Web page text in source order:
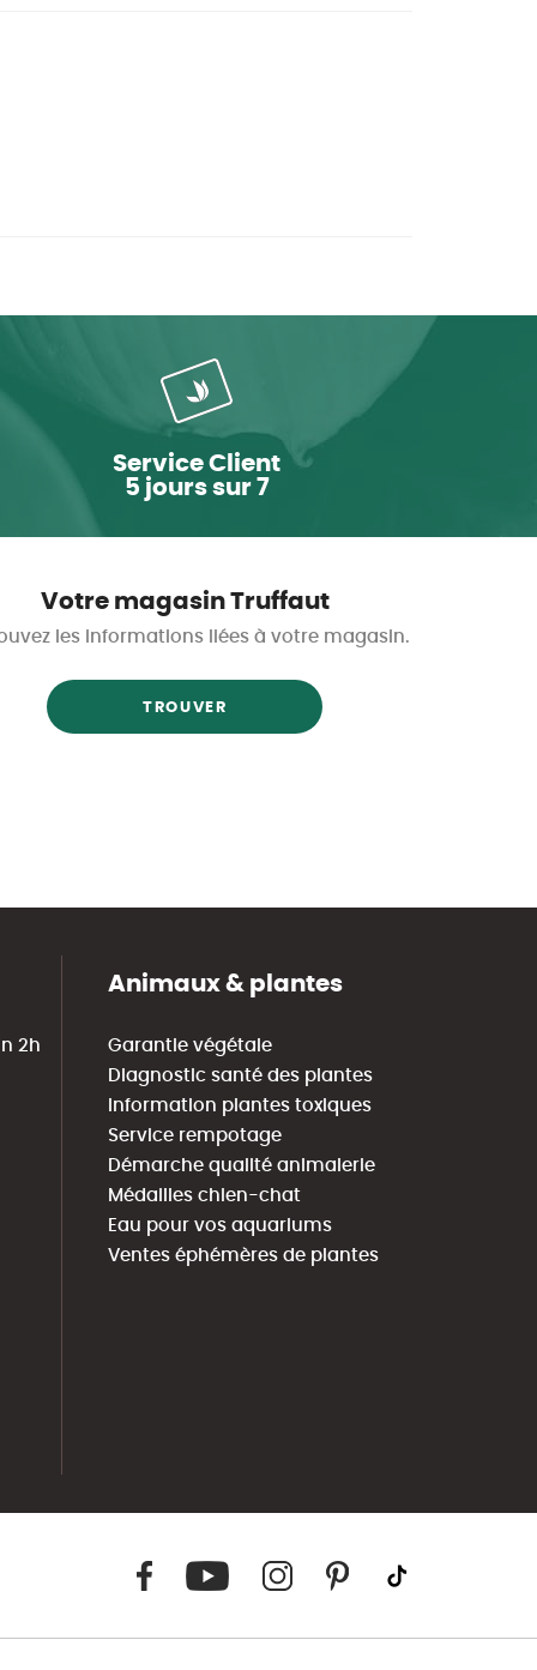
Service Client
5 jours sur 7
Votre magasin Truffaut
les informations liées à votre magasin.
TROUVER
2h
Animaux & plantes
Garantie végétale
Diagnostic santé des plantes
Information plantes toxiques
Service rempotage
Démarche qualité animalerie
Médailles chien-chat
Eau pour vos aquariums
Ventes éphémères de plantes